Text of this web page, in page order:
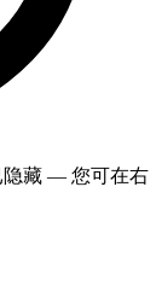
隐藏 — 您可在右